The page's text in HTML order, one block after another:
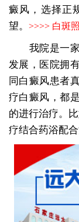
癜风，选择正
望。 >>>> 白斑
我院是一家
发展，医院拥
同白癜风患者
疗白癜风，都
的进行治疗。
疗结合药浴配